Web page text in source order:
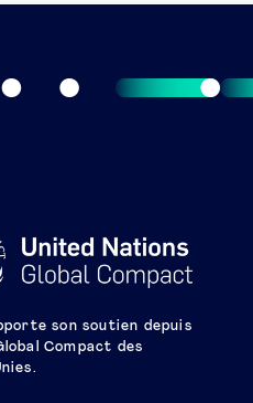
son soutien depuis
Compact des